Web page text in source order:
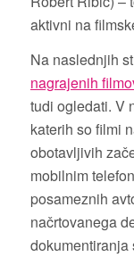
aktivni na
Na naslednjih
nagrajenih
tudi ogledati. V
katerih so filmi
obotavljivih
mobilnim
posameznih
načrtovanega
dokumentiranja